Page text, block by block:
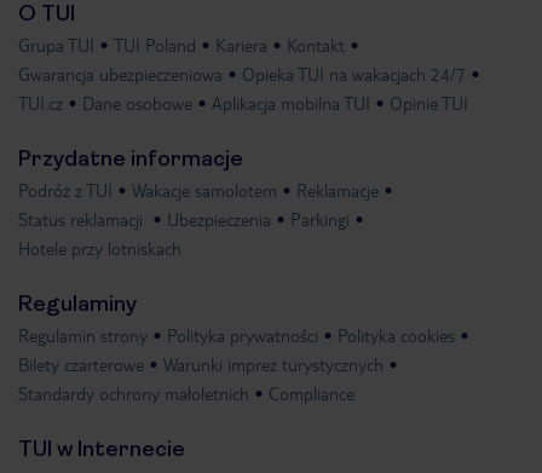
O TUI
Grupa TUI TUI Poland Kariera
Kontakt
Gwarancja ubezpieczeniowa
Opieka TUI na wakacjach 24/7
TUI.cz
Dane osobowe Aplikacja mobilna TUI Opinie TUI
Przydatne informacje
Podróż z TUI Wakacje samolotem
Reklamacje
Status reklamacji
Ubezpieczenia
Parkingi
Hotele przy lotniskach
Regulaminy
Regulamin strony Polityka prywatności
Polityka cookies
Bilety czarterowe
Warunki imprez turystycznych
Standardy ochrony małoletnich
Compliance
TUI w Internecie